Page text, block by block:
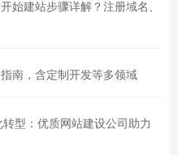
始建站步骤详解？注册域名、
南，含定制开发等多领域
转型：优质网站建设公司助力